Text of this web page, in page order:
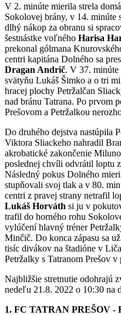
V 2. minúte mierila strela
Sokolovej brány, v 14. minúte
dlhý nákop za obranu si
šestnástke voľného Harisa
prekonal gólmana
centri kapitána Dolného sa
Dragan Andrič. V 37.
svätyňu Lukáš Šimko a o tri
hracej plochy Petržalčan
nad bránu Tatrana. Po prvom
Prešovom a Petržalkou
Do druhého dejstva nastúpila
Viktora Sliackeho nahradil
akrobatické zakončenie
poslednej chvíli odvrátil loptu
Následný pokus Dolného
stupňovali svoj tlak a v 80.
centri z pravej strany netrafil
Lukáš Horváth si ju v
trafil do horného rohu
vylúčení hlavný tréner
Minčič. Do konca zápasu sa
tisíc divákov na štadióne v
Petržalky s Tatranom Prešov v
Najbližšie stretnutie odohrajú
nedeľu 21.8. 2022 o 10:30 na
1. FC TATRAN PREŠOV